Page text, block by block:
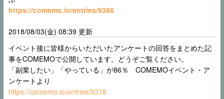
https://comemo.io/entries/9386
2018/08/03(金) 08:39 更新
イベント後に皆様からいただいたアンケートの回答をまとめた記
事をCOMEMOで公開しています。どうぞご覧ください。
「副業したい」「やっている」が86％ COMEMOイベント・ア
ンケートより
https://comemo.io/entries/9378